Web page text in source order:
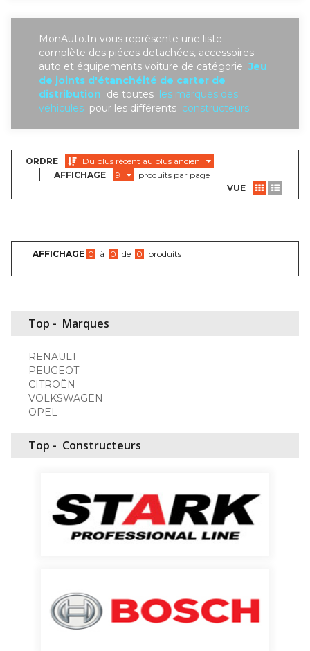
MonAuto.tn vous représente une liste
complète des piéces detachées, accessoires
auto et équipements voiture de catégorieJeu
de joints d'étanchéité de carter de
distribution de toutes les marques des
véhicules pour les différents constructeurs
ORDRE
Du plus récent au plus ancien
AFFICHAGE
9
produits par page
VUE
AFFICHAGE 0 à 0 de 0 produits
Top - Marques
RENAULT
PEUGEOT
CITROËN
VOLKSWAGEN
OPEL
Top - Constructeurs